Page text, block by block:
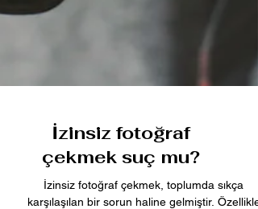
İzinsiz fotoğraf
çekmek suç mu?